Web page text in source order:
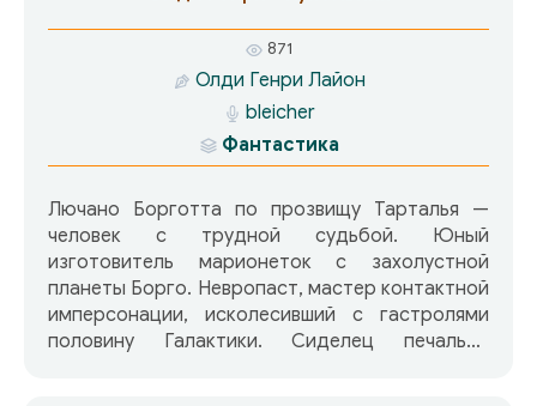
871
Олди Генри Лайон
bleicher
Фантастика
Лючано Борготта по прозвищу Тарталья —
человек с трудной судьбой. Юный
изготовитель марионеток с захолустной
планеты Борго. Невропаст, мастер контактной
имперсонации, исколесивший с гастролями
половину Галактики. Сиделец печально